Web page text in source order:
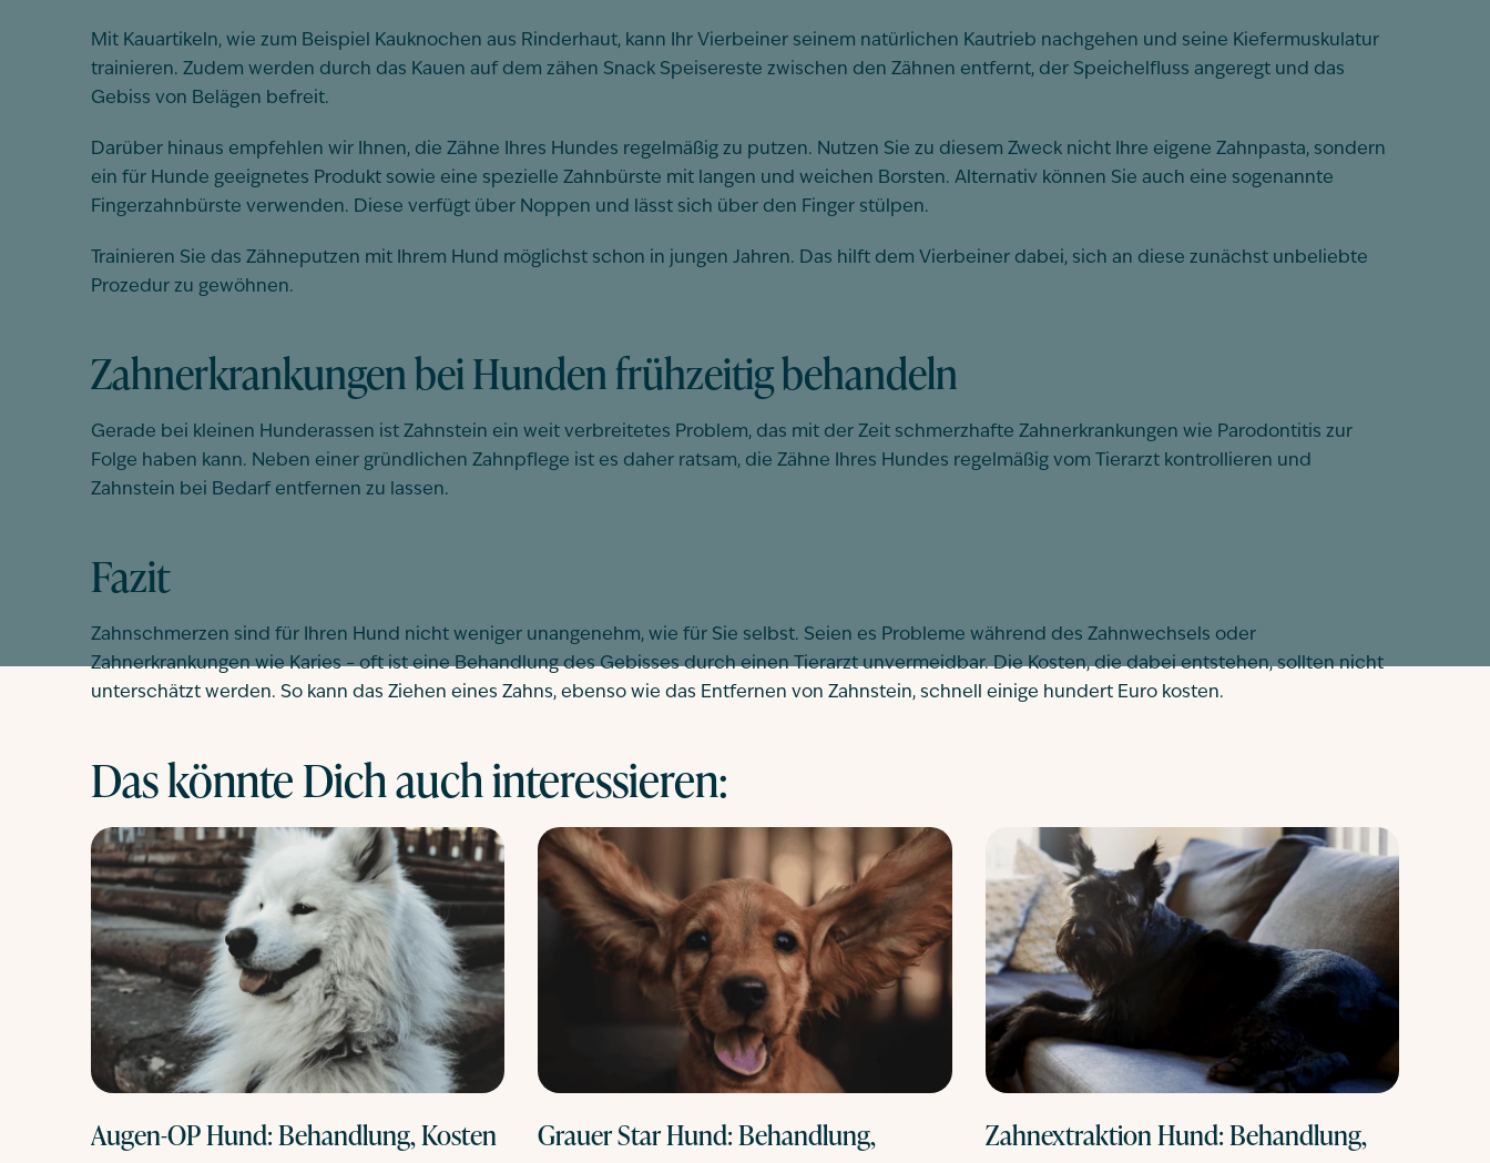
Mit Kauartikeln, wie zum Beispiel Kauknochen aus Rinderhaut, kann Ihr Vierbeiner seinem natürlichen Kautrieb nachgehen und seine Kiefermuskulatur
trainieren. Zudem werden durch das Kauen auf dem zähen Snack Speisereste zwischen den Zähnen entfernt, der Speichelfluss angeregt und das
Gebiss von Belägen befreit.
Darüber hinaus empfehlen wir Ihnen, die Zähne Ihres Hundes regelmäßig zu putzen. Nutzen Sie zu diesem Zweck nicht Ihre eigene Zahnpasta, sondern
ein für Hunde geeignetes Produkt sowie eine spezielle Zahnbürste mit langen und weichen Borsten. Alternativ können Sie auch eine sogenannte
Fingerzahnbürste verwenden. Diese verfügt über Noppen und lässt sich über den Finger stülpen.
Trainieren Sie das Zähneputzen mit Ihrem Hund möglichst schon in jungen Jahren. Das hilft dem Vierbeiner dabei, sich an diese zunächst unbeliebte
Prozedur zu gewöhnen.
Zahnerkrankungen bei Hunden frühzeitig behandeln
Gerade bei kleinen Hunderassen ist Zahnstein ein weit verbreitetes Problem, das mit der Zeit schmerzhafte Zahnerkrankungen wie Parodontitis zur
Folge haben kann. Neben einer gründlichen Zahnpflege ist es daher ratsam, die Zähne Ihres Hundes regelmäßig vom Tierarzt kontrollieren und
Zahnstein bei Bedarf entfernen zu lassen.
Fazit
Zahnschmerzen sind für Ihren Hund nicht weniger unangenehm, wie für Sie selbst. Seien es Probleme während des Zahnwechsels oder
Zahnerkrankungen wie Karies – oft ist eine Behandlung des Gebisses durch einen Tierarzt unvermeidbar. Die Kosten, die dabei entstehen, sollten nicht
unterschätzt werden. So kann das Ziehen eines Zahns, ebenso wie das Entfernen von Zahnstein, schnell einige hundert Euro kosten.
Das könnte Dich auch interessieren:
Augen-OP Hund: Behandlung, Kosten
Grauer Star Hund: Behandlung,
Zahnextraktion Hund: Behandlung,